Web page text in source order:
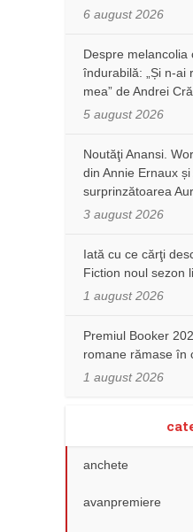
6 august 2026
Despre melancolia
îndurabilă: „Și n-ai
mea” de Andrei
5 august 2026
Noutăţi Anansi.
din Annie Ernaux
surprinzătoarea
3 august 2026
Iată cu ce cărţi
Fiction noul sezon
1 august 2026
Premiul Booker
romane rămase în
1 august 2026
anchete
avanpremiere